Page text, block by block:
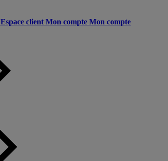
Espace client Mon compte Mon compte